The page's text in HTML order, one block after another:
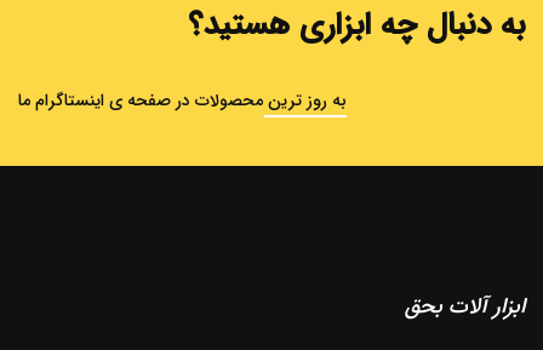
به دنبال چه ابزاری هستید؟
به روز ترین محصولات در صفحه ی اینستاگرام ما
ابزار آلات بحق